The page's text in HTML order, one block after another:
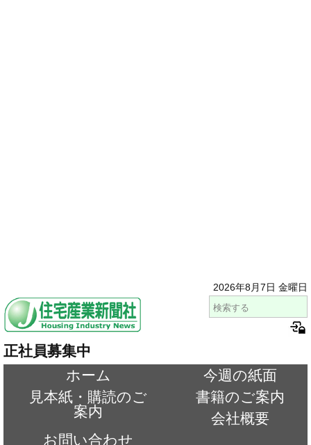
2026年8月7日 金曜日
正社員募集中
ホーム
今週の紙面
見本紙・購読のご
案内
書籍のご案内
会社概要
お問い合わせ